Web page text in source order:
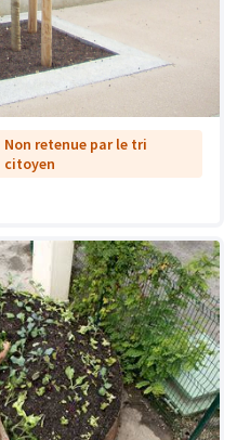
Non retenue par le tri
citoyen